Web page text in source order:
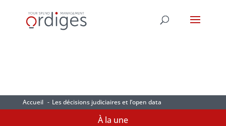
Accueil Les décisions judiciaires et l’open data
À la une